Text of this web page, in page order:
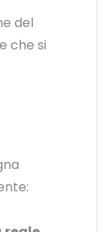
del
che si